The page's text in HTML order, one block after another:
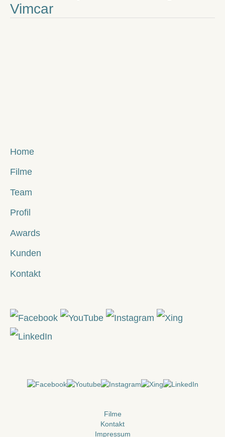
Home
Filme
Team
Profil
Awards
Kunden
Kontakt
Vimcar
Filme
Kontakt
Impressum